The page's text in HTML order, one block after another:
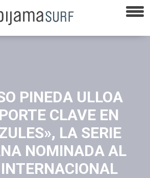
PINEDA ULLOA
CLAVE EN
LA SERIE
NOMINADA AL